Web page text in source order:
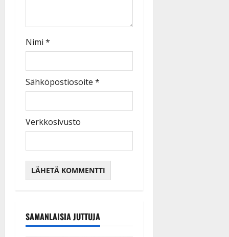
Nimi *
Sähköpostiosoite *
Verkkosivusto
SAMANLAISIA JUTTUJA